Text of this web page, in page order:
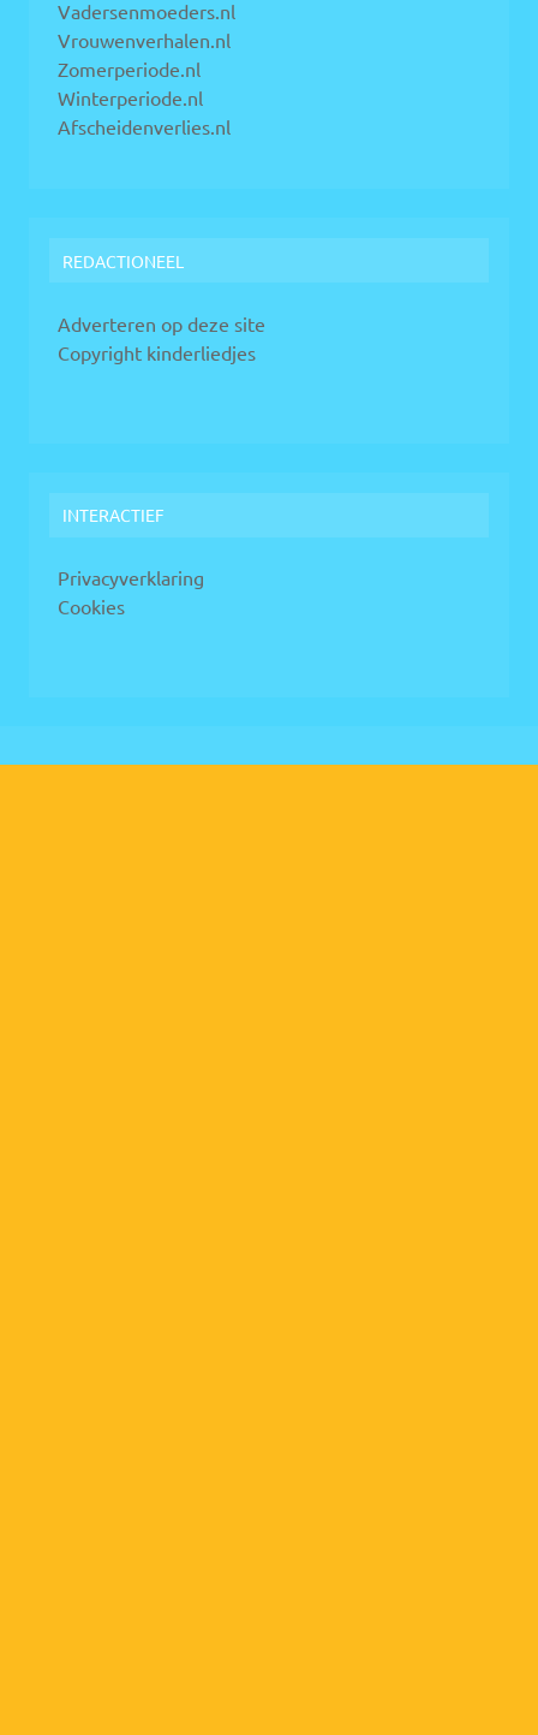
Vadersenmoeders.nl
Vrouwenverhalen.nl
Zomerperiode.nl
Winterperiode.nl
Afscheidenverlies.nl
REDACTIONEEL
Adverteren op deze site
Copyright kinderliedjes
INTERACTIEF
Privacyverklaring
Cookies